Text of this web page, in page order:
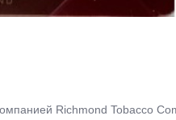
Richmond Tobacco